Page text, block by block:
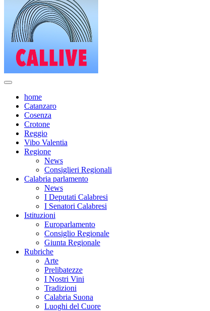
home
Catanzaro
Cosenza
Crotone
Reggio
Vibo Valentia
Regione
News
Consiglieri Regionali
Calabria parlamento
News
I Deputati Calabresi
I Senatori Calabresi
Istituzioni
Europarlamento
Consiglio Regionale
Giunta Regionale
Rubriche
Arte
Prelibatezze
I Nostri Vini
Tradizioni
Calabria Suona
Luoghi del Cuore